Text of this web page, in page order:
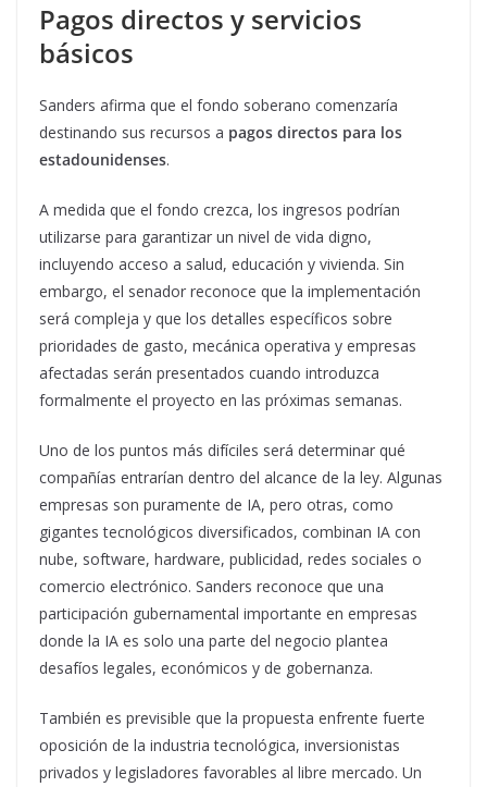
Pagos directos y servicios
básicos
Sanders afirma que el fondo soberano comenzaría
destinando sus recursos a pagos directos para los
estadounidenses.
A medida que el fondo crezca, los ingresos podrían
utilizarse para garantizar un nivel de vida digno,
incluyendo acceso a salud, educación y vivienda. Sin
embargo, el senador reconoce que la implementación
será compleja y que los detalles específicos sobre
prioridades de gasto, mecánica operativa y empresas
afectadas serán presentados cuando introduzca
formalmente el proyecto en las próximas semanas.
Uno de los puntos más difíciles será determinar qué
compañías entrarían dentro del alcance de la ley. Algunas
empresas son puramente de IA, pero otras, como
gigantes tecnológicos diversificados, combinan IA con
nube, software, hardware, publicidad, redes sociales o
comercio electrónico. Sanders reconoce que una
participación gubernamental importante en empresas
donde la IA es solo una parte del negocio plantea
desafíos legales, económicos y de gobernanza.
También es previsible que la propuesta enfrente fuerte
oposición de la industria tecnológica, inversionistas
privados y legisladores favorables al libre mercado. Un